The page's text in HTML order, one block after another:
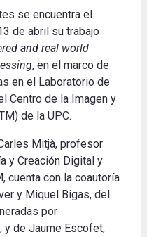
se encuentra el
de abril su trabajo
and real world
, en el marco de
en el Laboratorio de
Centro de la Imagen y
de la UPC.
Mitjà, profesor
y Creación Digital y
cuenta con la coautoría
y Miquel Bigas, del
por
y de Jaume Escofet,